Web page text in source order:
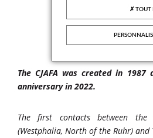
The CJAFA was created in
anniversary in 2022.
The first contacts between the
(Westphalia, North of the Ruhr)
TOUT